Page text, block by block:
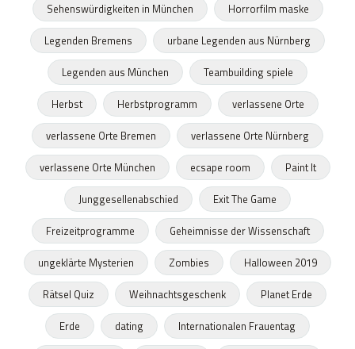
Sehenswürdigkeiten in München
Horrorfilm maske
Legenden Bremens
urbane Legenden aus Nürnberg
Legenden aus München
Teambuilding spiele
Herbst
Herbstprogramm
verlassene Orte
verlassene Orte Bremen
verlassene Orte Nürnberg
verlassene Orte München
ecsape room
Paint It
Junggesellenabschied
Exit The Game
Freizeitprogramme
Geheimnisse der Wissenschaft
ungeklärte Mysterien
Zombies
Halloween 2019
Rätsel Quiz
Weihnachtsgeschenk
Planet Erde
Erde
dating
Internationalen Frauentag